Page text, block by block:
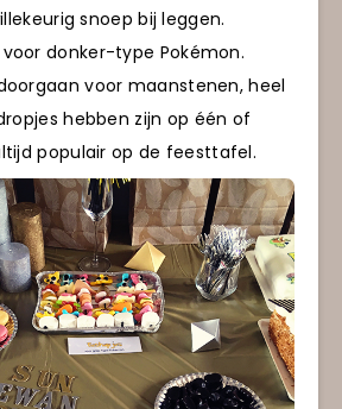
snoep bij leggen.
donker-type Pokémon.
voor maanstenen, heel
hebben zijn op één of
populair op de feesttafel.